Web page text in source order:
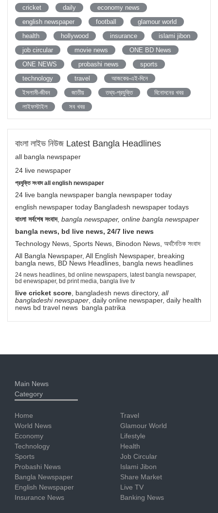
cricket
daily
economy news
english newspaper
football
glamour world
health
hollywood insurance
islami jibon
job circular
movie news
ONE BD News
ONE NEWS
probashi news
sports
technology
travel
আজকের-এই-দিনে
ইসলামী-জীবন
জাতীয় তথ্য-প্রযুক্তি
বিনোদনের খবর
লাইফস্টাইল
সব খবর
বাংলা লাইভ নিউজ Latest Bangla Headlines
all bangla newspaper
24 live newspaper
প্রযুক্তি সংবাদ all english newspaper
24 live bangla newspaper bangla newspaper today
english newspaper today Bangladesh newspaper todays
বাংলা সর্বশেষ সংবাদ, bangla newspaper, online bangla newspaper
bangla news, bd live news, 24/7 live news
Technology News, Sports News, Binodon News, অর্থনৈতিক সংবাদ
All Bangla Newspaper, All English Newspaper, breaking
bangla news, BD News Headlines, bangla news headlines
24 news headlines, bd online newspapers, latest bangla newspaper,
bd enewspaper, bd print media, bangla live tv
live cricket score , bangladesh news directory, all
bangladeshi newspaper , daily online newspaper, daily health
news bd travel news bangla patrika
Main News
Category
Home
World News
Economy
Technology
Sports
Probashi News
Bangla Newspaper
English Newspaper
Insurance News
Travel
Glamour World
Lifestyle
Health
Job Circular
Islami Jibon
Share Market
Live TV
Banking News